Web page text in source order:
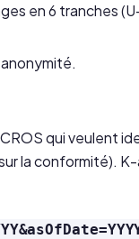
en 6 tranches
qui veulent
la conformité).